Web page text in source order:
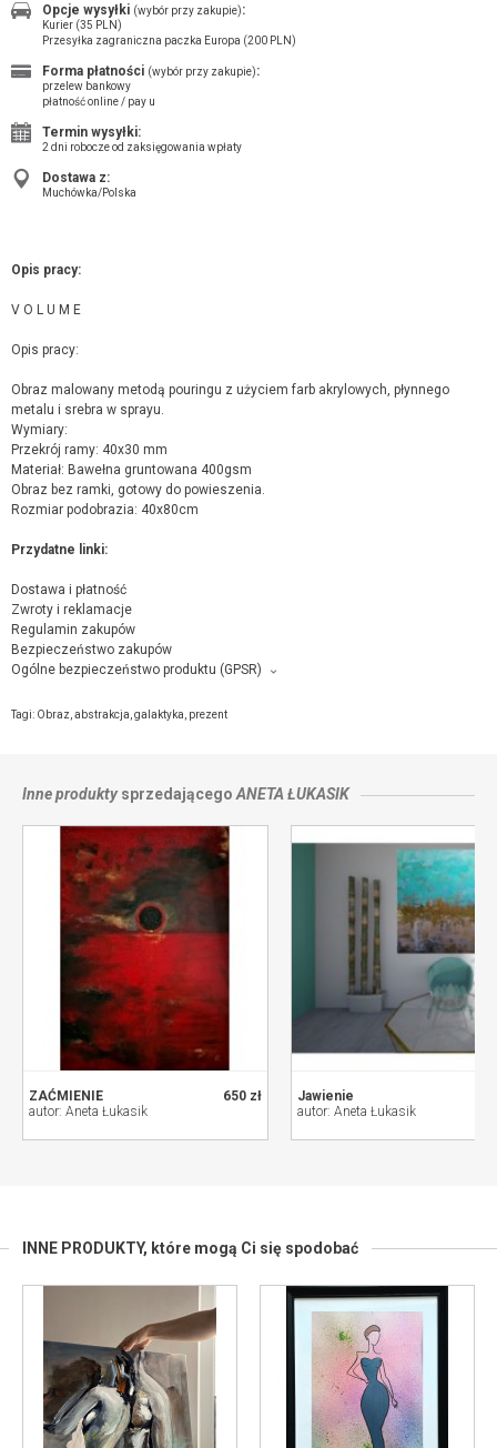
Opcje wysyłki (wybór przy zakupie):
Kurier (35 PLN)
Przesyłka zagraniczna paczka Europa (200 PLN)
Forma płatności (wybór przy zakupie):
przelew bankowy
płatność online / pay u
Termin wysyłki:
2 dni robocze od zaksięgowania wpłaty
Dostawa z:
Muchówka/Polska
Opis pracy:
V O L U M E
Opis pracy:
Obraz malowany metodą pouringu z użyciem farb akrylowych, płynnego
metalu i srebra w sprayu.
Wymiary:
Przekrój ramy: 40x30 mm
Materiał: Bawełna gruntowana 400gsm
Obraz bez ramki, gotowy do powieszenia.
Rozmiar podobrazia: 40x80cm
Przydatne linki:
Dostawa i płatność
Zwroty i reklamacje
Regulamin zakupów
Bezpieczeństwo zakupów
Ogólne bezpieczeństwo produktu (GPSR)
Aneta Łukasik, Muchówka189, 189 , 32-722 Muchówka,
sprzedającym
Tagi: Obraz abstrakcja galaktyka prezent
Inne produktysprzedającego ANETA ŁUKASIK
650 zł
ZAĆMIENIE
autor: Aneta Łukasik
Jawienie
autor: Aneta Łukasik
INNE PRODUKTY, które mogą Ci się spodobać